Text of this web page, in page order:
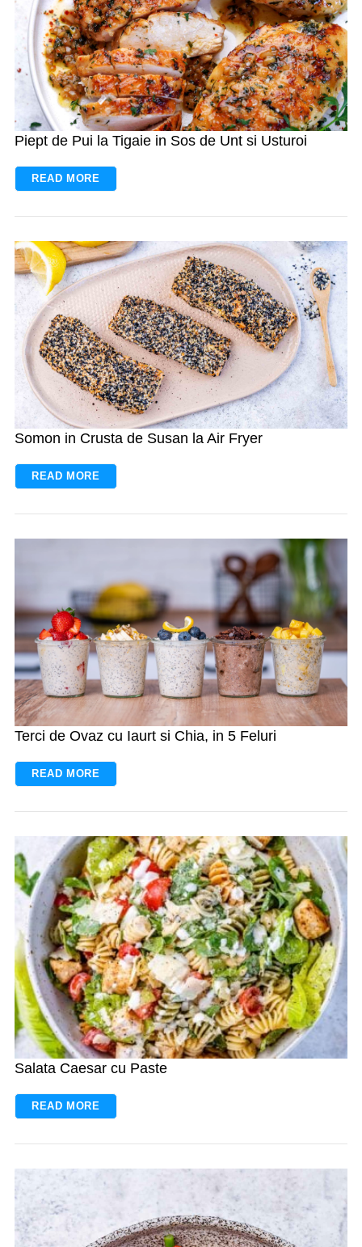
Piept de Pui la Tigaie in Sos de Unt si Usturoi
READ MORE
Somon in Crusta de Susan la Air Fryer
READ MORE
Terci de Ovaz cu Iaurt si Chia, in 5 Feluri
READ MORE
Salata Caesar cu Paste
READ MORE